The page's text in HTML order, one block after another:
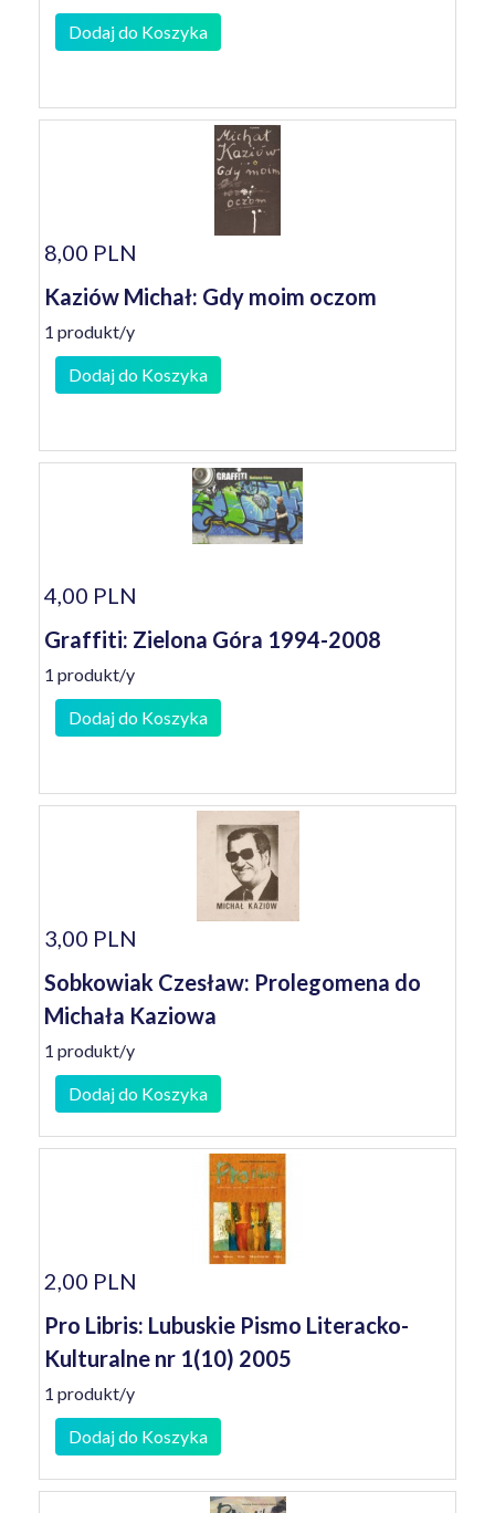
Dodaj do Koszyka
8,00 PLN
Kaziów Michał: Gdy moim oczom
1 produkt/y
Dodaj do Koszyka
4,00 PLN
Graffiti: Zielona Góra 1994-2008
1 produkt/y
Dodaj do Koszyka
3,00 PLN
Sobkowiak Czesław: Prolegomena do
Michała Kaziowa
1 produkt/y
Dodaj do Koszyka
2,00 PLN
Pro Libris: Lubuskie Pismo Literacko-
Kulturalne nr 1(10) 2005
1 produkt/y
Dodaj do Koszyka